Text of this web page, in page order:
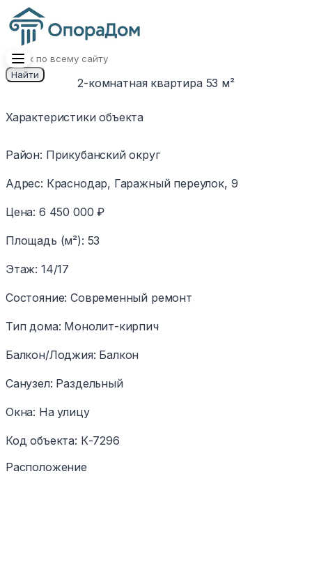
Найти
2-комнатная квартира 53 м²
недоступно
Характеристики объекта
Район: Прикубанский округ
Адрес: Краснодар, Гаражный переулок, 9
Цена: 6 450 000 ₽
Площадь (м²): 53
Этаж: 14/17
Состояние: Современный ремонт
Тип дома: Монолит-кирпич
Балкон/Лоджия: Балкон
Санузел: Раздельный
Окна: На улицу
Код объекта: К-7296
Расположение